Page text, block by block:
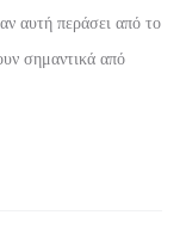
αυτή περάσει από το
σημαντικά από